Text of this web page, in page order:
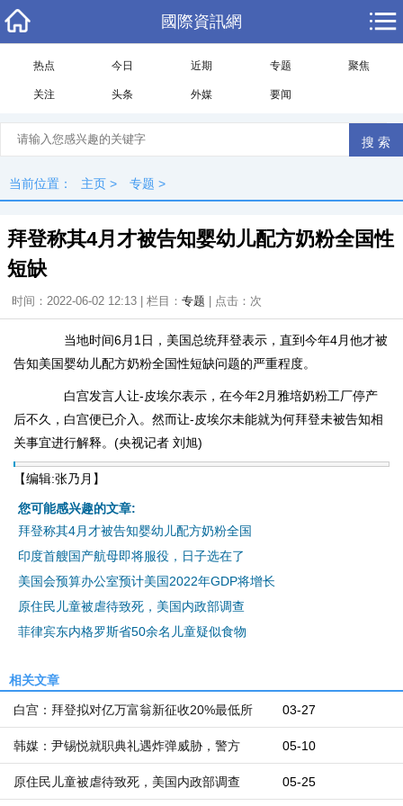
國際資訊網
热点 今日 近期 专题 聚焦
关注 头条 外媒 要闻
当前位置： 主页 > 专题 >
拜登称其4月才被告知婴幼儿配方奶粉全国性
短缺
时间：2022-06-02 12:13 | 栏目： 专题 | 点击： 次
当地时间6月1日，美国总统拜登表示，直到今年4月他才被
告知美国婴幼儿配方奶粉全国性短缺问题的严重程度。
白宫发言人让-皮埃尔表示，在今年2月雅培奶粉工厂停产
后不久，白宫便已介入。然而让-皮埃尔未能就为何拜登未被告知相
关事宜进行解释。(央视记者 刘旭)
【编辑:张乃月】
您可能感兴趣的文章:
拜登称其4月才被告知婴幼儿配方奶粉全国
印度首艘国产航母即将服役，日子选在了
美国会预算办公室预计美国2022年GDP将增长
原住民儿童被虐待致死，美国内政部调查
菲律宾东内格罗斯省50余名儿童疑似食物
相关文章
03-27
白宫：拜登拟对亿万富翁新征收20%最低所
05-10
韩媒：尹锡悦就职典礼遇炸弹威胁，警方
05-25
原住民儿童被虐待致死，美国内政部调查